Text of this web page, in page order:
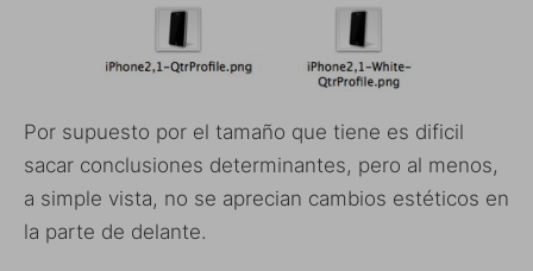
Por supuesto por el tamaño que tiene es dificil
sacar conclusiones determinantes, pero al menos,
a simple vista, no se aprecian cambios estéticos en
la parte de delante.